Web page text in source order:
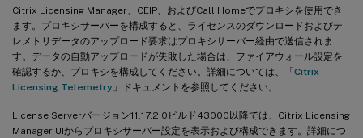
Citrix Licensing Manager、CEIP、およびCall Homeでプロキシを使用でき
ます。プロキシサーバーを構成すると、ライセンスのダウンロードおよびテ
レメトリデータのアップロード要求はプロキシサーバー経由で送信されま
す。データの自動アップロードが失敗した場合は、ファイアウォール設定を
確認するか、プロキシを構成してください。詳細については、「Citrix
Licensing Telemetry 」ドキュメントを参照してください。
License Serverバージョン11.17.2.0ビルド43000以降では、Citrix Licensing
Manager UIからプロキシサーバー設定を表示および構成できます。詳細につ